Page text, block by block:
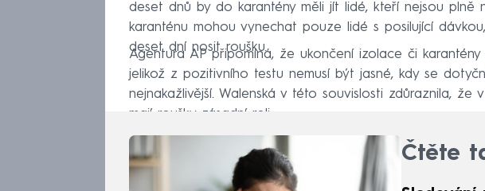
deset dnů by do karantény měli jít lidé, kteří nejsou plně
karanténu mohou vynechat pouze lidé s posilující
deset dní nosit roušku.
Agentura AP připomíná, že ukončení izolace či
jelikož z pozitivního testu nemusí být jasné, kdy se
nejnakažlivější. Walenská v této souvislosti zdůraznila, že
mají roušky zásadní roli.
Čtěte